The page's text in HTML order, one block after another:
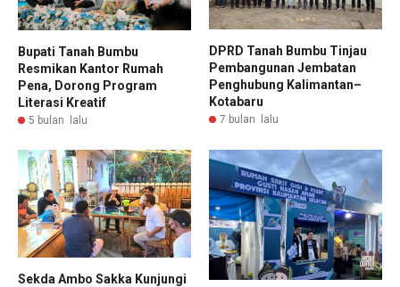
Bupati Tanah Bumbu
Resmikan Kantor Rumah
Pena, Dorong Program
Literasi Kreatif
5 bulan lalu
DPRD Tanah Bumbu Tinjau
Pembangunan Jembatan
Penghubung Kalimantan–
Kotabaru
7 bulan lalu
Sekda Ambo Sakka Kunjungi